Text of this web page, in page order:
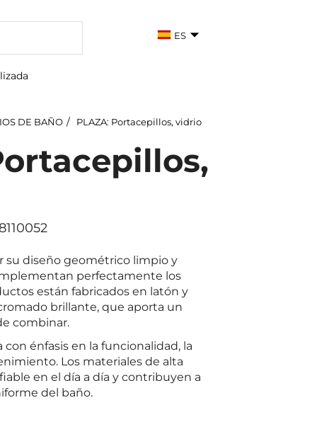
ES
DE BAÑO PLAZA: Portacepillos, vidrio
su diseño geométrico limpio y
perfectamente los
están fabricados en latón y
brillante, que aporta un
combinar.
énfasis en la funcionalidad, la
Los materiales de alta
en el día a día y contribuyen a
del baño.